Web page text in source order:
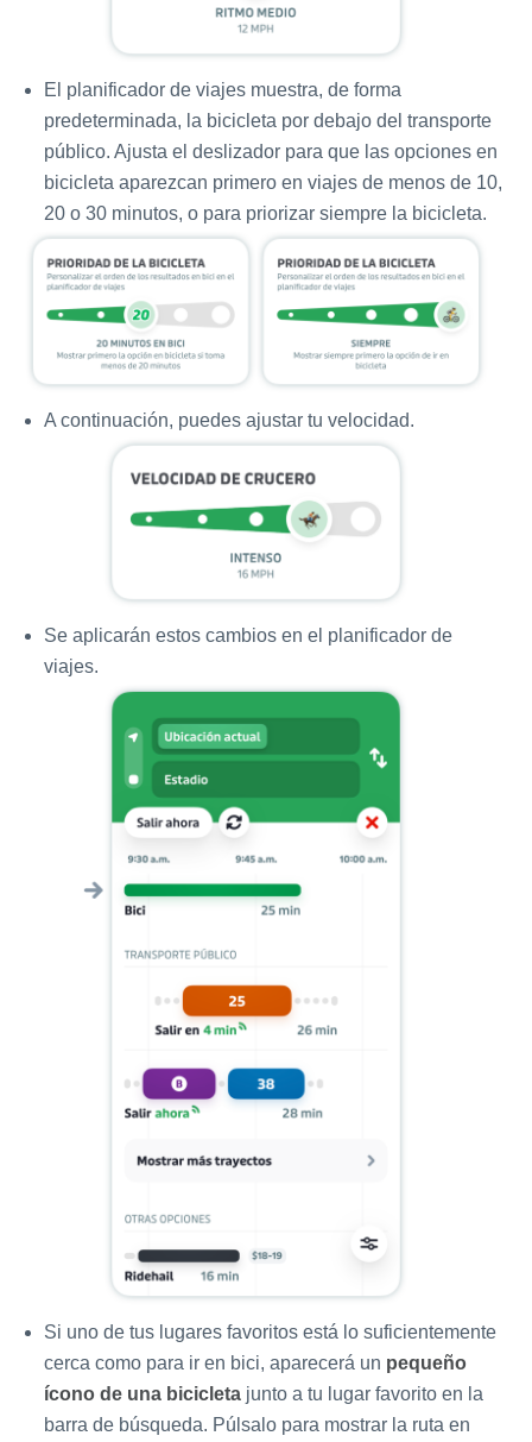
El planificador de viajes muestra, de forma
predeterminada, la bicicleta por debajo del transporte
público. Ajusta el deslizador para que las opciones en
bicicleta aparezcan primero en viajes de menos de 10,
20 o 30 minutos, o para priorizar siempre la bicicleta.
A continuación, puedes ajustar tu velocidad.
Se aplicarán estos cambios en el planificador de
viajes.
Si uno de tus lugares favoritos está lo suficientemente
cerca como para ir en bici, aparecerá un pequeño
ícono de una bicicleta junto a tu lugar favorito en la
barra de búsqueda. Púlsalo para mostrar la ruta en